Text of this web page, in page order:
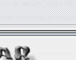
session_expire
and should be